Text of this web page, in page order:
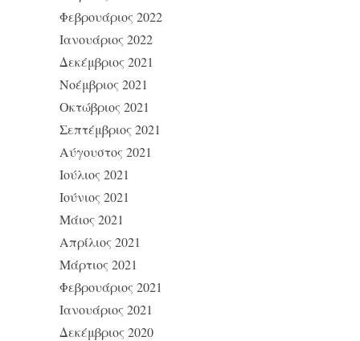
Φεβρουάριος 2022
Ιανουάριος 2022
Δεκέμβριος 2021
Νοέμβριος 2021
Οκτώβριος 2021
Σεπτέμβριος 2021
Αύγουστος 2021
Ιούλιος 2021
Ιούνιος 2021
Μάιος 2021
Απρίλιος 2021
Μάρτιος 2021
Φεβρουάριος 2021
Ιανουάριος 2021
Δεκέμβριος 2020